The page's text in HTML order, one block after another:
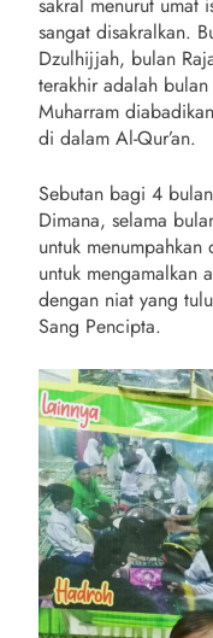
sakral menurut umat
sangat disakralkan.
Dzulhijjah, bulan
terakhir adalah
Muharram
di dalam Al-Qur’an.
Sebutan bagi 4
Dimana, selama
untuk
untuk mengamalkan
dengan niat yang
Sang Pencipta.